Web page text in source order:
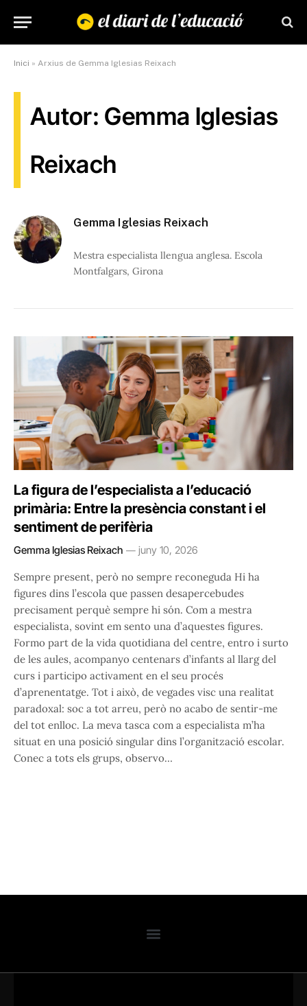
Inici » Arxius de Gemma Iglesias Reixach
Autor: Gemma Iglesias
Reixach
Gemma Iglesias Reixach
Mestra especialista llengua anglesa. Escola
Montfalgars, Girona
La figura de l’especialista a l’educació
primària: Entre la presència constant i el
sentiment de perifèria
Gemma Iglesias Reixach juny 10, 2026
Sempre present, però no sempre reconeguda Hi ha
figures dins l’escola que passen desapercebudes
precisament perquè sempre hi són. Com a mestra
especialista, sovint em sento una d’aquestes figures.
Formo part de la vida quotidiana del centre, entro i surto
de les aules, acompanyo centenars d’infants al llarg del
curs i participo activament en el seu procés
d’aprenentatge. Tot i això, de vegades visc una realitat
paradoxal: soc a tot arreu, però no acabo de sentir-me
del tot enlloc. La meva tasca com a especialista m’ha
situat en una posició singular dins l’organització escolar.
Conec a tots els grups, observo…